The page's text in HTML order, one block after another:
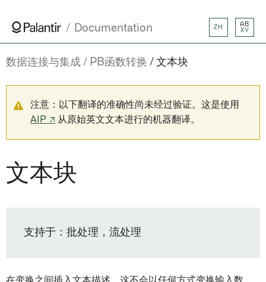
Documentation ZH
AB
XY
数据连接与集成 PB函数转换 文本块
注意：以下翻译的准确性尚未经过验证。这是使用
AIP ↗ 从原始英文文本进行的机器翻译。
文本块
支持于：批处理，流处理